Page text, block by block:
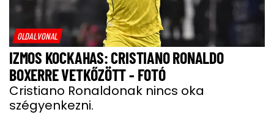
OLDALVONAL
IZMOS KOCKAHAS: CRISTIANO RONALDO
BOXERRE VETKŐZÖTT - FOTÓ
Cristiano Ronaldonak nincs oka
szégyenkezni.